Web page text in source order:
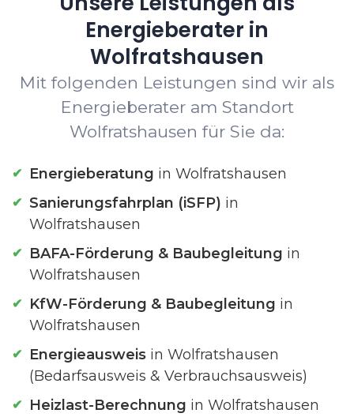
Energieberater in
Wolfratshausen
Mit folgenden Leistungen sind wir als
Energieberater am Standort
Wolfratshausen für Sie da:
Energieberatung in Wolfratshausen
Sanierungsfahrplan (iSFP) in
Wolfratshausen
BAFA-Förderung & Baubegleitung in
Wolfratshausen
KfW-Förderung & Baubegleitung in
Wolfratshausen
Energieausweis in Wolfratshausen
(Bedarfsausweis & Verbrauchsausweis)
Heizlast-Berechnung in Wolfratshausen